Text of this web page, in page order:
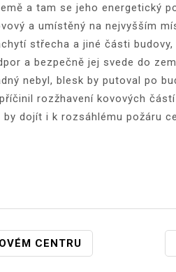
a tam se jeho energetický
a umístěný na nejvyšším
střecha a jiné části
a bezpečně jej svede do
nebyl, blesk by putoval po
rozžhavení kovových
dojít i k rozsáhlému požáru
CENTRU